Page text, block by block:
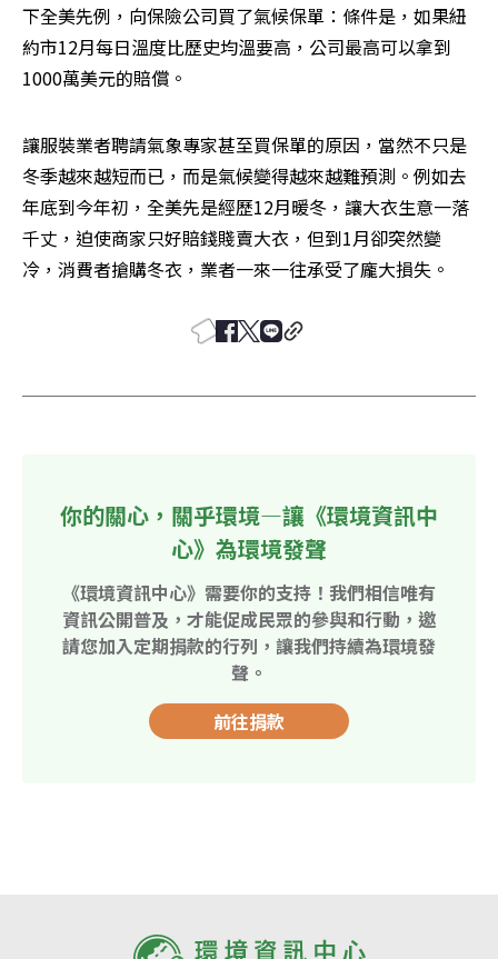
下全美先例，向保險公司買了氣候保單：條件是，如果紐
約市12月每日溫度比歷史均溫要高，公司最高可以拿到
1000萬美元的賠償。
讓服裝業者聘請氣象專家甚至買保單的原因，當然不只是
冬季越來越短而已，而是氣候變得越來越難預測。例如去
年底到今年初，全美先是經歷12月暖冬，讓大衣生意一落
千丈，迫使商家只好賠錢賤賣大衣，但到1月卻突然變
冷，消費者搶購冬衣，業者一來一往承受了龐大損失。
你的關心，關乎環境—讓《環境資訊中
心》為環境發聲
《環境資訊中心》需要你的支持！我們相信唯有
資訊公開普及，才能促成民眾的參與和行動，邀
請您加入定期捐款的行列，讓我們持續為環境發
聲。
前往捐款